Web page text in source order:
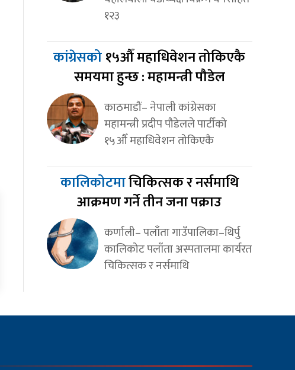
१२३
कांग्रेसको१५औँ महाधिवेशन तोकिएकै
समयमा हुन्छ : महामन्त्री पौडेल
काठमाडौं– नेपाली कांग्रेसका
महामन्त्री प्रदीप पौडेलले पार्टीको
१५औँ महाधिवेशन तोकिएकै
कालिकोटमाचिकित्सक र नर्समाथि
आक्रमण गर्ने तीन जना पक्राउ
कर्णाली– पलाँता गाउँपालिका–थिर्पु
कालिकोट पलाँता अस्पतालमा कार्यरत
चिकित्सक र नर्समाथि